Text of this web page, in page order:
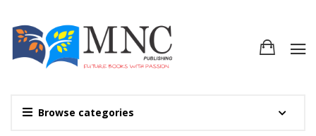
Browse categories